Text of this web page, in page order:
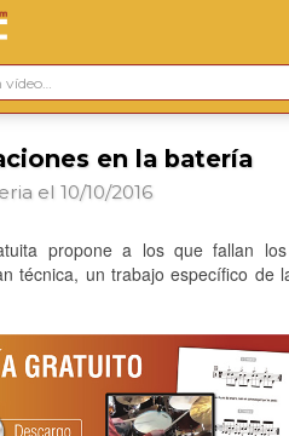
en la batería
el 10/10/2016
propone a los que fallan
técnica, un trabajo específico de